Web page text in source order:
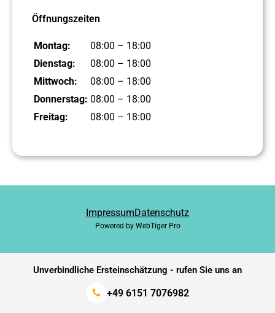
Öffnungszeiten
Montag:
08:00 – 18:00
Dienstag:
08:00 – 18:00
Mittwoch:
08:00 – 18:00
Donnerstag: 08:00 – 18:00
Freitag:
08:00 – 18:00
ImpressumDatenschutz
Powered by WebTiger Pro
Unverbindliche Ersteinschätzung - rufen Sie uns an
+49 6151 7076982